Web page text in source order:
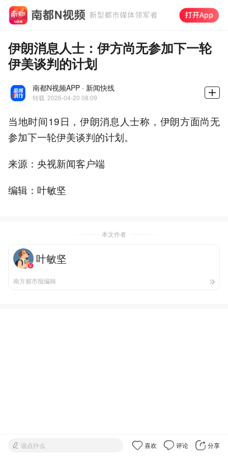
伊朗消息人士：伊方尚无参加下一轮
伊美谈判的计划
南都N视频APP · 新闻快线
转载 2026-04-20 08:09
当地时间19日，伊朗消息人士称，伊朗方面尚无
参加下一轮伊美谈判的计划。
来源：央视新闻客户端
编辑：叶敏坚
本文作者
叶敏坚
南方都市报编辑
说点什么 喜欢 评论 分享